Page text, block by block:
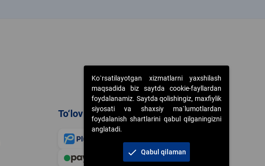
To‘lov usullari
Ko`rsatilayotgan xizmatlarni yaxshilash
maqsadida biz saytda cookie-fayllardan
foydalanamiz. Saytda qolishingiz, maxfiylik
siyosati va shaxsiy ma`lumotlardan
foydalanish shartlarini qabul qilganingizni
anglatadi.
check Qabul qilaman